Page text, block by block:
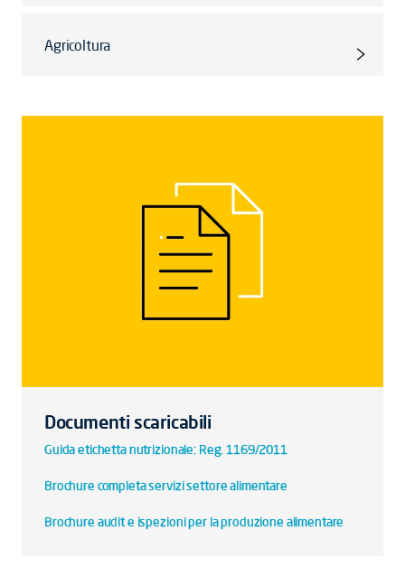
Agricoltura
Documenti scaricabili
Guida etichetta nutrizionale: Reg. 1169/2011
Brochure completa servizi settore alimentare
Brochure audit e ispezioni per la produzione alimentare